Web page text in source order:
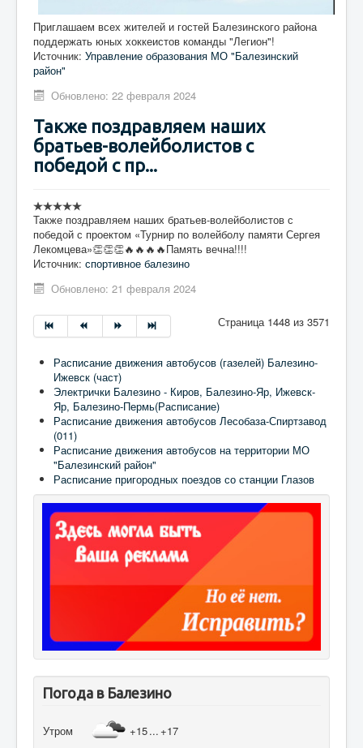
Приглашаем всех жителей и гостей Балезинского района
поддержать юных хоккеистов команды "Легион"!
Источник: Управление образования МО "Балезинский
район"
Обновлено: 22 февраля 2024
Также поздравляем наших
братьев-волейболистов с
победой с пр...
Также поздравляем наших братьев-волейболистов с
победой с проектом «Турнир по волейболу памяти Сергея
Лекомцева»👏👏👏🔥🔥🔥🔥Память вечна!!!!
Источник: спортивное балезино
Обновлено: 21 февраля 2024
Страница 1448 из 3571
Расписание движения автобусов (газелей) Балезино-
Ижевск (част)
Электрички Балезино - Киров, Балезино-Яр, Ижевск-
Яр, Балезино-Пермь(Расписание)
Расписание движения автобусов Лесобаза-Спиртзавод
(011)
Расписание движения автобусов на территории МО
"Балезинский район"
Расписание пригородных поездов со станции Глазов
Погода в Балезино
Утром +15... +17